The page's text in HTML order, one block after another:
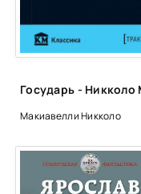
25 Соломея и Кудеяр
30 Соломея и Кудеяр
31 Соломея и Кудеяр
Макиавелли Никколо